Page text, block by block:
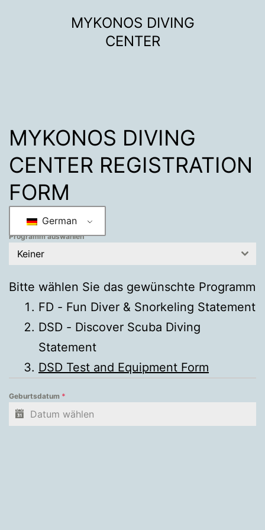
MYKONOS DIVING
CENTER
MYKONOS DIVING
CENTER REGISTRATION
FORM
German
Programm auswählen
Keiner
Bitte wählen Sie das gewünschte Programm
FD - Fun Diver & Snorkeling Statement
DSD - Discover Scuba Diving
Statement
DSD Test and Equipment Form
Geburtsdatum *